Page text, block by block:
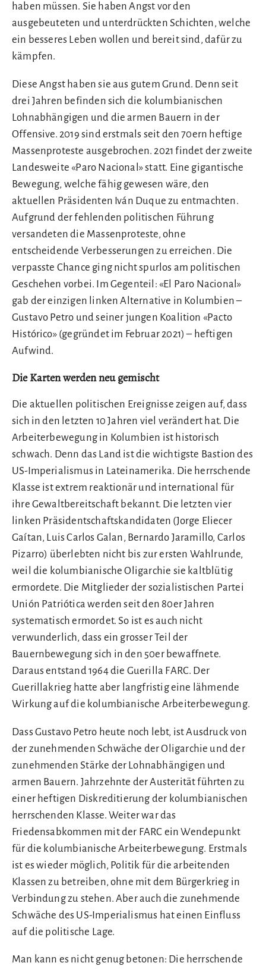
haben müssen. Sie haben Angst vor den
ausgebeuteten und unterdrückten Schichten, welche
ein besseres Leben wollen und bereit sind, dafür zu
kämpfen.
Diese Angst haben sie aus gutem Grund. Denn seit
drei Jahren befinden sich die kolumbianischen
Lohnabhängigen und die armen Bauern in der
Offensive. 2019 sind erstmals seit den 70ern heftige
Massenproteste ausgebrochen. 2021 findet der zweite
Landesweite «Paro Nacional» statt. Eine gigantische
Bewegung, welche fähig gewesen wäre, den
aktuellen Präsidenten Iván Duque zu entmachten.
Aufgrund der fehlenden politischen Führung
versandeten die Massenproteste, ohne
entscheidende Verbesserungen zu erreichen. Die
verpasste Chance ging nicht spurlos am politischen
Geschehen vorbei. Im Gegenteil: «El Paro Nacional»
gab der einzigen linken Alternative in Kolumbien –
Gustavo Petro und seiner jungen Koalition «Pacto
Histórico» (gegründet im Februar 2021) – heftigen
Aufwind.
Die Karten werden neu gemischt
Die aktuellen politischen Ereignisse zeigen auf, dass
sich in den letzten 10 Jahren viel verändert hat. Die
Arbeiterbewegung in Kolumbien ist historisch
schwach. Denn das Land ist die wichtigste Bastion des
US-Imperialismus in Lateinamerika. Die herrschende
Klasse ist extrem reaktionär und international für
ihre Gewaltbereitschaft bekannt. Die letzten vier
linken Präsidentschaftskandidaten (Jorge Eliecer
Gaítan, Luis Carlos Galan, Bernardo Jaramillo, Carlos
Pizarro) überlebten nicht bis zur ersten Wahlrunde,
weil die kolumbianische Oligarchie sie kaltblütig
ermordete. Die Mitglieder der sozialistischen Partei
Unión Patriótica werden seit den 80er Jahren
systematisch ermordet. So ist es auch nicht
verwunderlich, dass ein grosser Teil der
Bauernbewegung sich in den 50er bewaffnete.
Daraus entstand 1964 die Guerilla FARC. Der
Guerillakrieg hatte aber langfristig eine lähmende
Wirkung auf die kolumbianische Arbeiterbewegung.
Dass Gustavo Petro heute noch lebt, ist Ausdruck von
der zunehmenden Schwäche der Oligarchie und der
zunehmenden Stärke der Lohnabhängigen und
armen Bauern. Jahrzehnte der Austerität führten zu
einer heftigen Diskreditierung der kolumbianischen
herrschenden Klasse. Weiter war das
Friedensabkommen mit der FARC ein Wendepunkt
für die kolumbianische Arbeiterbewegung. Erstmals
ist es wieder möglich, Politik für die arbeitenden
Klassen zu betreiben, ohne mit dem Bürgerkrieg in
Verbindung zu stehen. Aber auch die zunehmende
Schwäche des US-Imperialismus hat einen Einfluss
auf die politische Lage.
Man kann es nicht genug betonen: Die herrschende